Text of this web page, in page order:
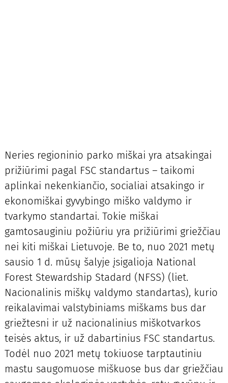
Neries regioninio parko miškai yra atsakingai
prižiūrimi pagal FSC standartus – taikomi
aplinkai nekenkiančio, socialiai atsakingo ir
ekonomiškai gyvybingo miško valdymo ir
tvarkymo standartai. Tokie miškai
gamtosauginiu požiūriu yra prižiūrimi griežčiau
nei kiti miškai Lietuvoje. Be to, nuo 2021 metų
sausio 1 d. mūsų šalyje įsigalioja National
Forest Stewardship Stadard (NFSS) (liet.
Nacionalinis miškų valdymo standartas), kurio
reikalavimai valstybiniams miškams bus dar
griežtesni ir už nacionalinius miškotvarkos
teisės aktus, ir už dabartinius FSC standartus.
Todėl nuo 2021 metų tokiuose tarptautiniu
mastu saugomuose miškuose bus dar griežčiau